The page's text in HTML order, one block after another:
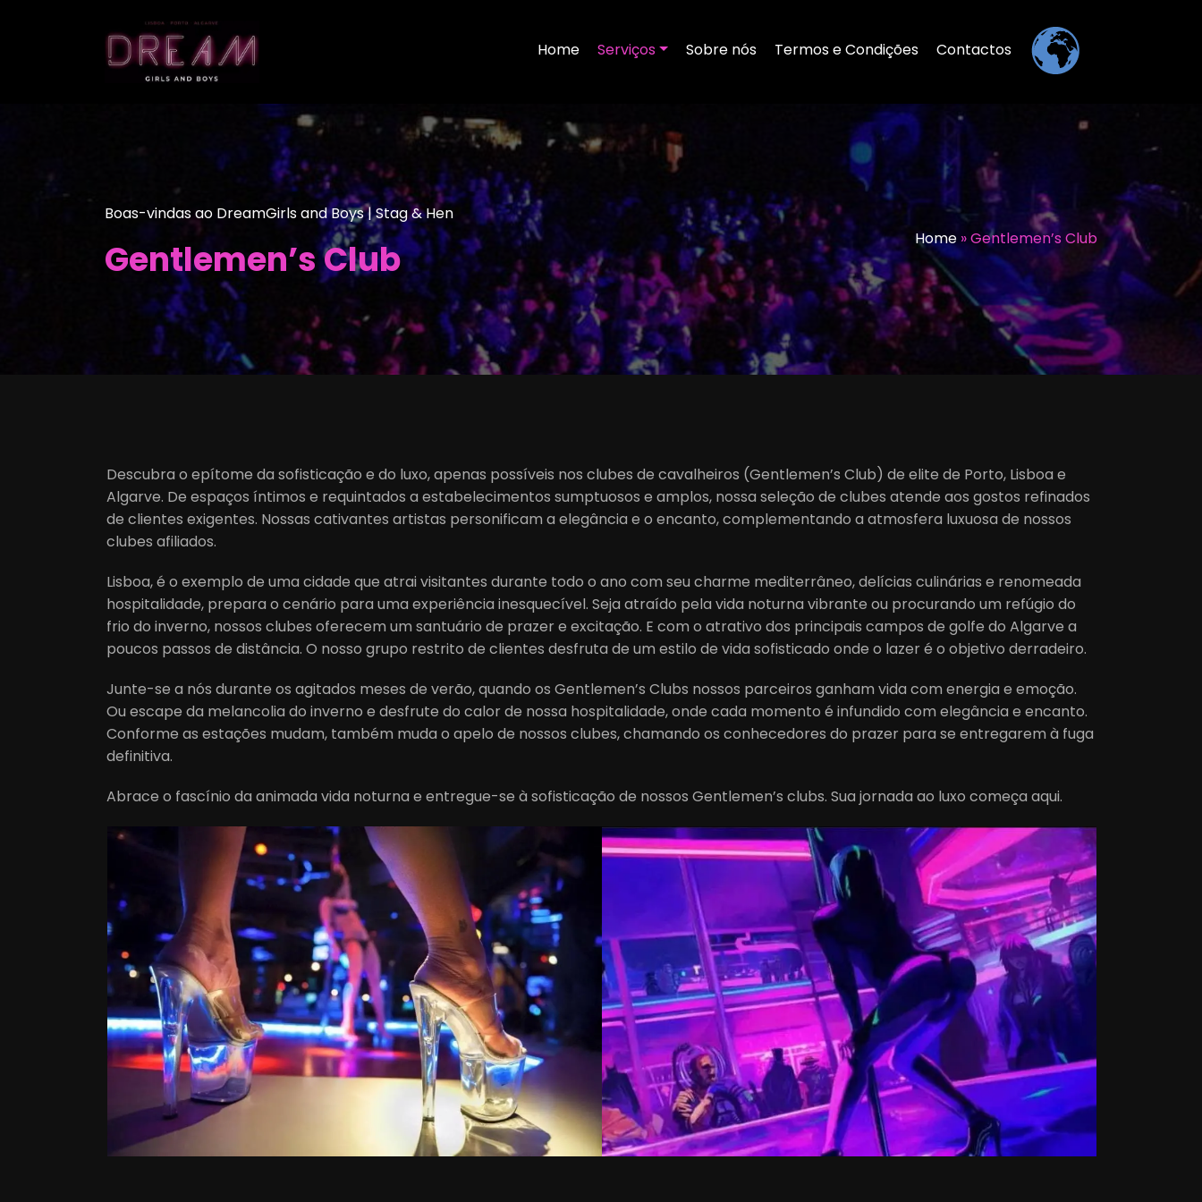
Home Serviços Sobre nós Termos e Condições Contactos
Boas-vindas ao DreamGirls and Boys | Stag & Hen
Gentlemen’s Club Home »Gentlemen’s Club
Descubra o epítome da sofisticação e do luxo, apenas possíveis nos clubes de cavalheiros (Gentlemen’s Club) de elite de Porto, Lisboa e
Algarve. De espaços íntimos e requintados a estabelecimentos sumptuosos e amplos, nossa seleção de clubes atende aos gostos refinados
de clientes exigentes. Nossas cativantes artistas personificam a elegância e o encanto, complementando a atmosfera luxuosa de nossos
clubes afiliados.
Lisboa, é o exemplo de uma cidade que atrai visitantes durante todo o ano com seu charme mediterrâneo, delícias culinárias e renomeada
hospitalidade, prepara o cenário para uma experiência inesquecível. Seja atraído pela vida noturna vibrante ou procurando um refúgio do
frio do inverno, nossos clubes oferecem um santuário de prazer e excitação. E com o atrativo dos principais campos de golfe do Algarve a
poucos passos de distância. O nosso grupo restrito de clientes desfruta de um estilo de vida sofisticado onde o lazer é o objetivo derradeiro.
Junte-se a nós durante os agitados meses de verão, quando os Gentlemen’s Clubs nossos parceiros ganham vida com energia e emoção.
Ou escape da melancolia do inverno e desfrute do calor de nossa hospitalidade, onde cada momento é infundido com elegância e encanto.
Conforme as estações mudam, também muda o apelo de nossos clubes, chamando os conhecedores do prazer para se entregarem à fuga
definitiva.
Abrace o fascínio da animada vida noturna e entregue-se à sofisticação de nossos Gentlemen’s clubs. Sua jornada ao luxo começa aqui.